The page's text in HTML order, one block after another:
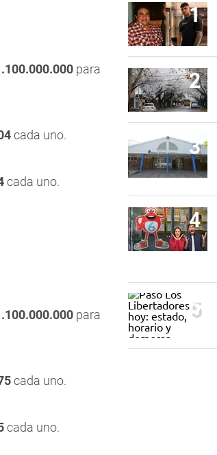
para
cada uno.
cada uno.
para
cada uno.
cada uno.